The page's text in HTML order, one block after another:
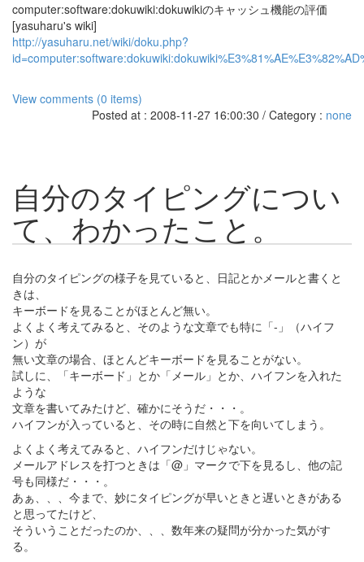
computer:software:dokuwiki:dokuwikiのキャッシュ機能の評価
[yasuharu's wiki]
http://yasuharu.net/wiki/doku.php?
View comments (0 items)
Posted at : 2008-11-27 16:00:30 / Category : none
自分のタイピングについ
て、わかったこと。
自分のタイピングの様子を見ていると、日記とかメールと書くと
きは、
キーボードを見ることがほとんど無い。
よくよく考えてみると、そのような文章でも特に「-」（ハイフ
ン）が
無い文章の場合、ほとんどキーボードを見ることがない。
試しに、「キーボード」とか「メール」とか、ハイフンを入れた
ような
文章を書いてみたけど、確かにそうだ・・・。
ハイフンが入っていると、その時に自然と下を向いてしまう。
よくよく考えてみると、ハイフンだけじゃない。
メールアドレスを打つときは「@」マークで下を見るし、他の記
号も同様だ・・・。
あぁ、、、今まで、妙にタイピングが早いときと遅いときがある
と思ってたけど、
そういうことだったのか、、、数年来の疑問が分かった気がす
る。